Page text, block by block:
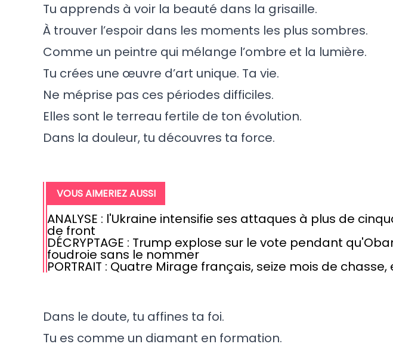
Tu apprends à voir la beauté dans la grisaille.
À trouver l’espoir dans les moments les plus sombres.
Comme un peintre qui mélange l’ombre et la lumière.
Tu crées une œuvre d’art unique. Ta vie.
Ne méprise pas ces périodes difficiles.
Elles sont le terreau fertile de ton évolution.
Dans la douleur, tu découvres ta force.
VOUS AIMERIEZ AUSSI
ANALYSE : l'Ukraine intensifie ses attaques à plus de
de front
DÉCRYPTAGE : Trump explose sur le vote pendant
foudroie sans le nommer
PORTRAIT : Quatre Mirage français, seize mois de
Dans le doute, tu affines ta foi.
Tu es comme un diamant en formation.